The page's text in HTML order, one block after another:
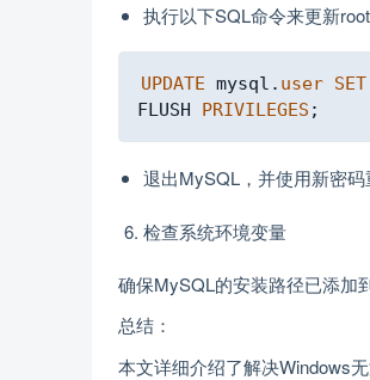
执行以下SQL命令来更新
UPDATE mysql . user SET
FLUSH PRIVILEGES ;
退出MySQL，并使用新密码
检查系统环境变量
确保MySQL的安装路径已添加
总结：
本文详细介绍了解决Windows